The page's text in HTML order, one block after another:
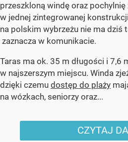
przeszkloną windę oraz pochylnię
w jednej zintegrowanej
na polskim wybrzeżu nie ma dziś
zaznacza w komunikacie.
Taras ma ok. 35 m długości i 7,6
w najszerszym miejscu. Winda
dzięki czemu dostęp do plaży
na wózkach, seniorzy oraz...
CZYTAJ